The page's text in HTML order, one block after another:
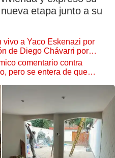
etapa junto a su
vivo a Yaco Eskenazi por
de Diego Chávarri por
justificando"
comentario contra
pero se entera de que